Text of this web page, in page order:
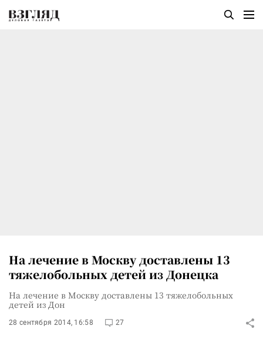
На лечение в Москву доставлены 13
тяжелобольных детей из Донецка
На лечение в Москву доставлены 13 тяжелобольных
детей из Дон
28 сентября 2014, 16:58 27